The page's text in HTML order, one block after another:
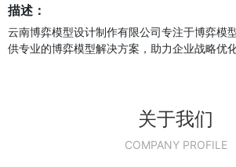
描述：
云南博弈模型设计制作有限公司专注于博弈模
供专业的博弈模型解决方案，助力企业战略优化
关于我们
COMPANY PROFILE